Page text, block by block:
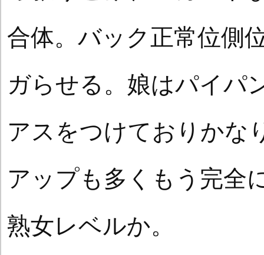
合体。バック正常位側
ガらせる。娘はパイパ
アスをつけておりかな
アップも多くもう完全
熟女レベルか。